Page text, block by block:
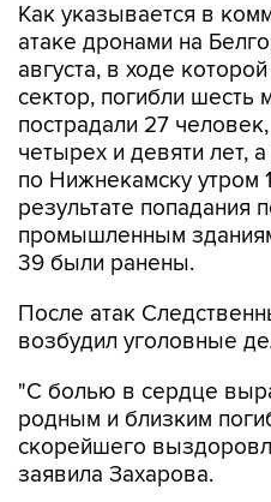
Как указывается в
атаке дронами на
августа, в ходе
сектор, погибли шесть
пострадали 27
четырех и девяти лет,
по Нижнекамску утром
результате
промышленным
39 были ранены.
После атак
возбудил уголовные
"С болью в сердце
родным и близким
скорейшего
заявила Захарова.